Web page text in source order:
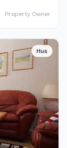
Property Owner
Hus